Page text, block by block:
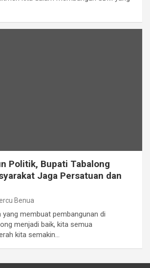
Politik, Bupati Tabalong
Jaga Persatuan dan
Benua
yang membuat pembangunan di
menjadi baik, kita semua
kita semakin…